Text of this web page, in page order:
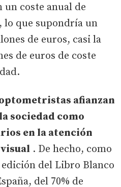
un coste anual de
lo que supondría un
de euros, casi la
de euros de coste
afianzan
sociedad como
en la atención
. De hecho, como
del Libro Blanco
del 70% de